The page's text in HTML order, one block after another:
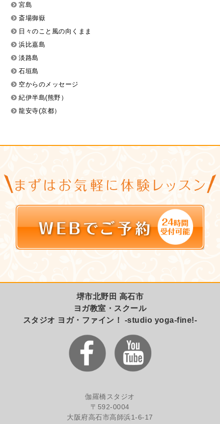
宮島
斎場御嶽
日々のこと風の向くまま
浜比嘉島
淡路島
石垣島
空からのメッセージ
紀伊半島(熊野）
龍安寺(京都）
堺市北野田 高石市
ヨガ教室・スクール
スタジオ ヨガ・ファイン！ -studio yoga-fine!-
伽羅橋スタジオ
〒592-0004
大阪府高石市高師浜1-6-17